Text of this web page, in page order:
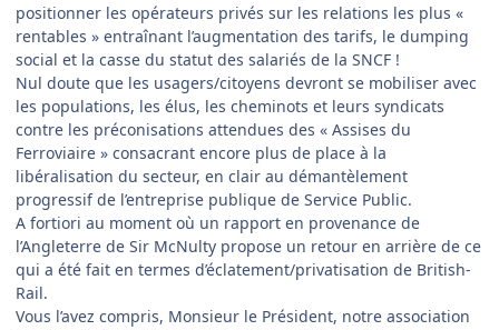
positionner les opérateurs privés sur les relations les plus «
rentables » entraînant l’augmentation des tarifs, le dumping
social et la casse du statut des salariés de la SNCF !
Nul doute que les usagers/citoyens devront se mobiliser avec
les populations, les élus, les cheminots et leurs syndicats
contre les préconisations attendues des « Assises du
Ferroviaire » consacrant encore plus de place à la
libéralisation du secteur, en clair au démantèlement
progressif de l’entreprise publique de Service Public.
A fortiori au moment où un rapport en provenance de
l’Angleterre de Sir McNulty propose un retour en arrière de ce
qui a été fait en termes d’éclatement/privatisation de British-
Rail.
Vous l’avez compris, Monsieur le Président, notre association